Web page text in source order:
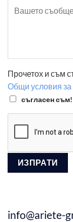
Прочетох и съм
Общи условия за
съгласен съм!
info@ariete-